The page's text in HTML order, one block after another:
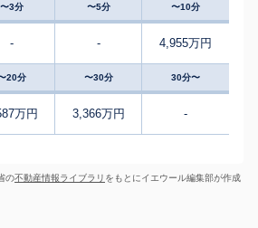
〜3分 〜5分 〜10分
- - 4,955万円
20分 〜30分 30分〜
万円 3,366万円 -
の不動産情報ライブラリ をもとにイエウール編集部が作成